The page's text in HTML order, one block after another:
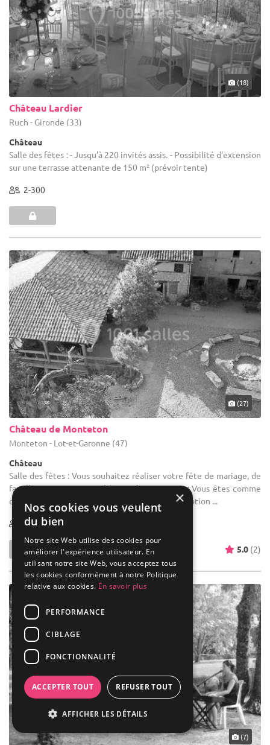
(18)
Château Lardier
Ruch - Gironde (33)
Château
Salle des fêtes : - Jusqu'à 220 invités assis. - Possibilité d'extension
sur une terrasse attenante de 150 m² (prévoir tente)
2-300
(27)
Château de Monteton
Monteton - Lot-et-Garonne (47)
Château
Salle des fêtes : Vous souhaitez réaliser votre fête de mariage, de
famille, entre amis, au Château de Monteton : Vous êtes comme
chez vous et nous sommes à votre service ! - Location ...
1-100
5.0 (2)
(7)
×
Nos cookies vous veulent
du bien
Notre site Web utilise des cookies pour
améliorer l'expérience utilisateur. En
utilisant notre site Web, vous acceptez tous
les cookies conformément à notre Politique
relative aux cookies. En savoir plus
PERFORMANCE
CIBLAGE
FONCTIONNALITÉ
ACCEPTER TOUT REFUSER TOUT
AFFICHER LES DÉTAILS